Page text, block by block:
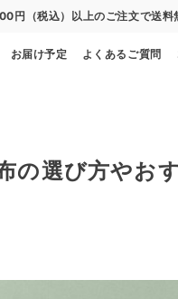
円（税込）以上のご注文で送料
お届け予定 よくあるご質問
の選び方やお